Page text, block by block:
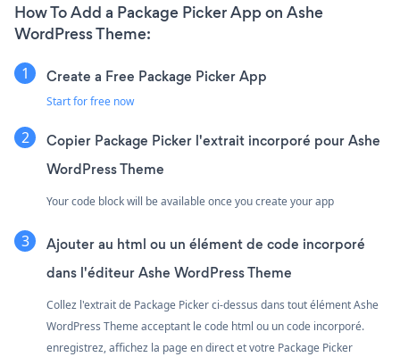
How To Add a Package Picker App on Ashe
WordPress Theme:
Create a Free Package Picker App
Start for free now
Copier Package Picker l'extrait incorporé pour Ashe
WordPress Theme
Your code block will be available once you create your app
Ajouter au html ou un élément de code incorporé
dans l'éditeur Ashe WordPress Theme
Collez l'extrait de Package Picker ci-dessus dans tout élément Ashe
WordPress Theme acceptant le code html ou un code incorporé.
enregistrez, affichez la page en direct et votre Package Picker